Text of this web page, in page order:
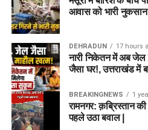
आवास को भारी नुकसान
DEHRADUN 17 hours
नारी निकेतन में अब जेल
जैसा घर!, उत्तराखंड में
BREAKINGNEWS 1
रामनगर: क़ब्रिस्तान
पहले उठा बवाल |